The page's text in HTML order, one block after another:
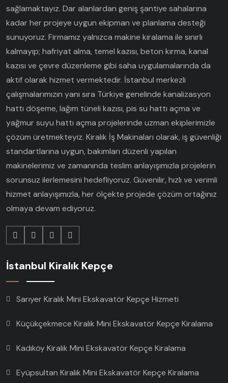
sağlamaktayız. Dar alanlardan geniş şantiye sahalarına
kadar her projeye uygun ekipman ve planlama desteği
sunuyoruz. Firmamız yalnızca makine kiralama ile sınırlı
kalmayıp; hafriyat alma, temel kazısı, beton kırma, kanal
kazısı ve çevre düzenleme gibi saha uygulamalarında da
aktif olarak hizmet vermektedir. İstanbul merkezli
çalışmalarımızın yanı sıra Türkiye genelinde kanalizasyon
hattı döşeme, lağım tüneli kazısı, pis su hattı açma ve
yağmur suyu hattı açma projelerinde uzman ekiplerimizle
çözüm üretmekteyiz. Kiralık İş Makinaları olarak, iş güvenliği
standartlarına uygun, bakımları düzenli yapılan
makinelerimiz ve zamanında teslim anlayışımızla projelerin
sorunsuz ilerlemesini hedefliyoruz. Güvenilir, hızlı ve verimli
hizmet anlayışımızla, her ölçekte projede çözüm ortağınız
olmaya devam ediyoruz.
İstanbul Kiralık Kepçe
Sarıyer Kiralık Mini Ekskavatör Kepçe Hizmeti
Küçükçekmece Kiralık Mini Ekskavatör Kepçe Kiralama
Kadıköy Kiralık Mini Ekskavatör Kepçe Kiralama
Eyüpsultan Kiralık Mini Ekskavatör Kepçe Kiralama